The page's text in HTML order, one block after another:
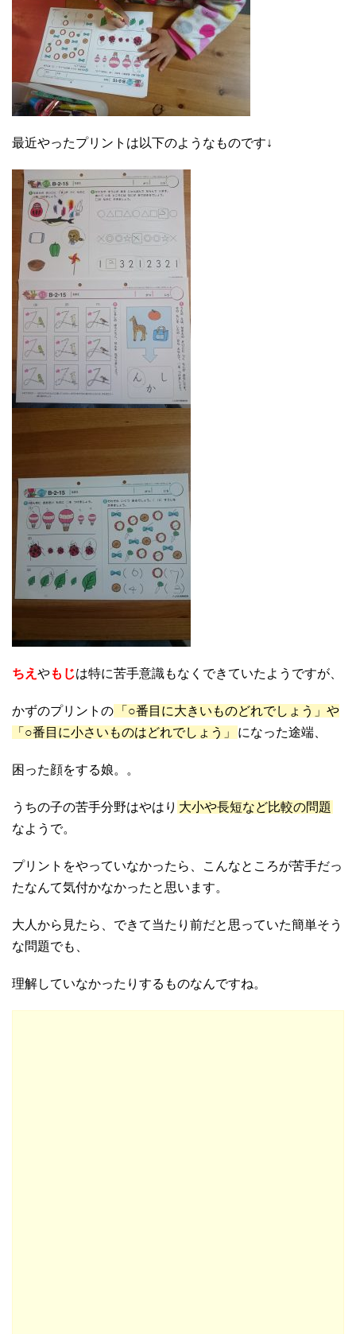
最近やったプリントは以下のようなものです↓
ちえ やもじは特に苦手意識もなくできていたようですが、
かずのプリントの
「○番目に大きいものどれでしょう」や
「○番目に小さいものはどれでしょう」
になった途端、
困った顔をする娘。。
うちの子の苦手分野はやはり 大小や長短など比較の問題
なようで。
プリントをやっていなかったら、こんなところが苦手だっ
たなんて気付かなかったと思います。
大人から見たら、できて当たり前だと思っていた簡単そう
な問題でも、
理解していなかったりするものなんですね。